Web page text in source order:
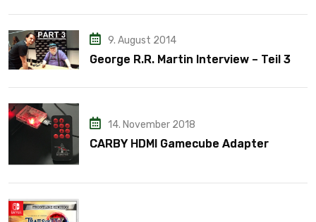
9. August 2014
George R.R. Martin Interview – Teil 3
14. November 2018
CARBY HDMI Gamecube Adapter